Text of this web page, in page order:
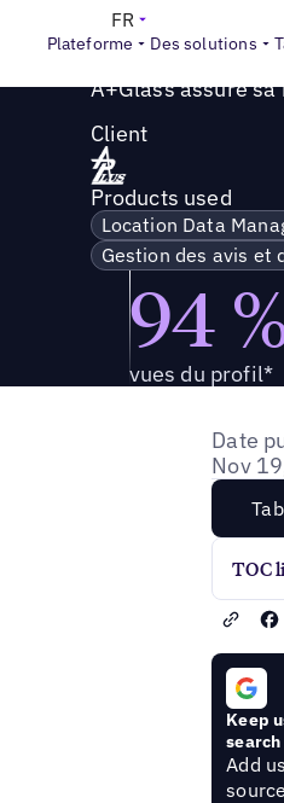
Plateforme Des solutions
FR
Success Story
A+Glass assure
Client
Products used
Location Data
Gestion des avis et
94
vues du profil*
Date
Nov
TOC
Keep
Add